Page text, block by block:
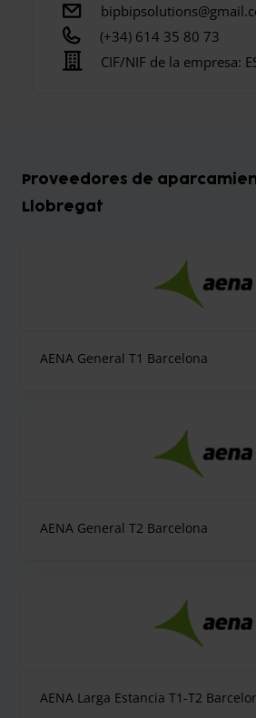
(+34) 614 35 80 73
CIF/NIF de la empresa:
Proveedores de
Llobregat
AENA General T1 Barcelona
AENA General T2 Barcelona
AENA Larga Estancia T1-T2